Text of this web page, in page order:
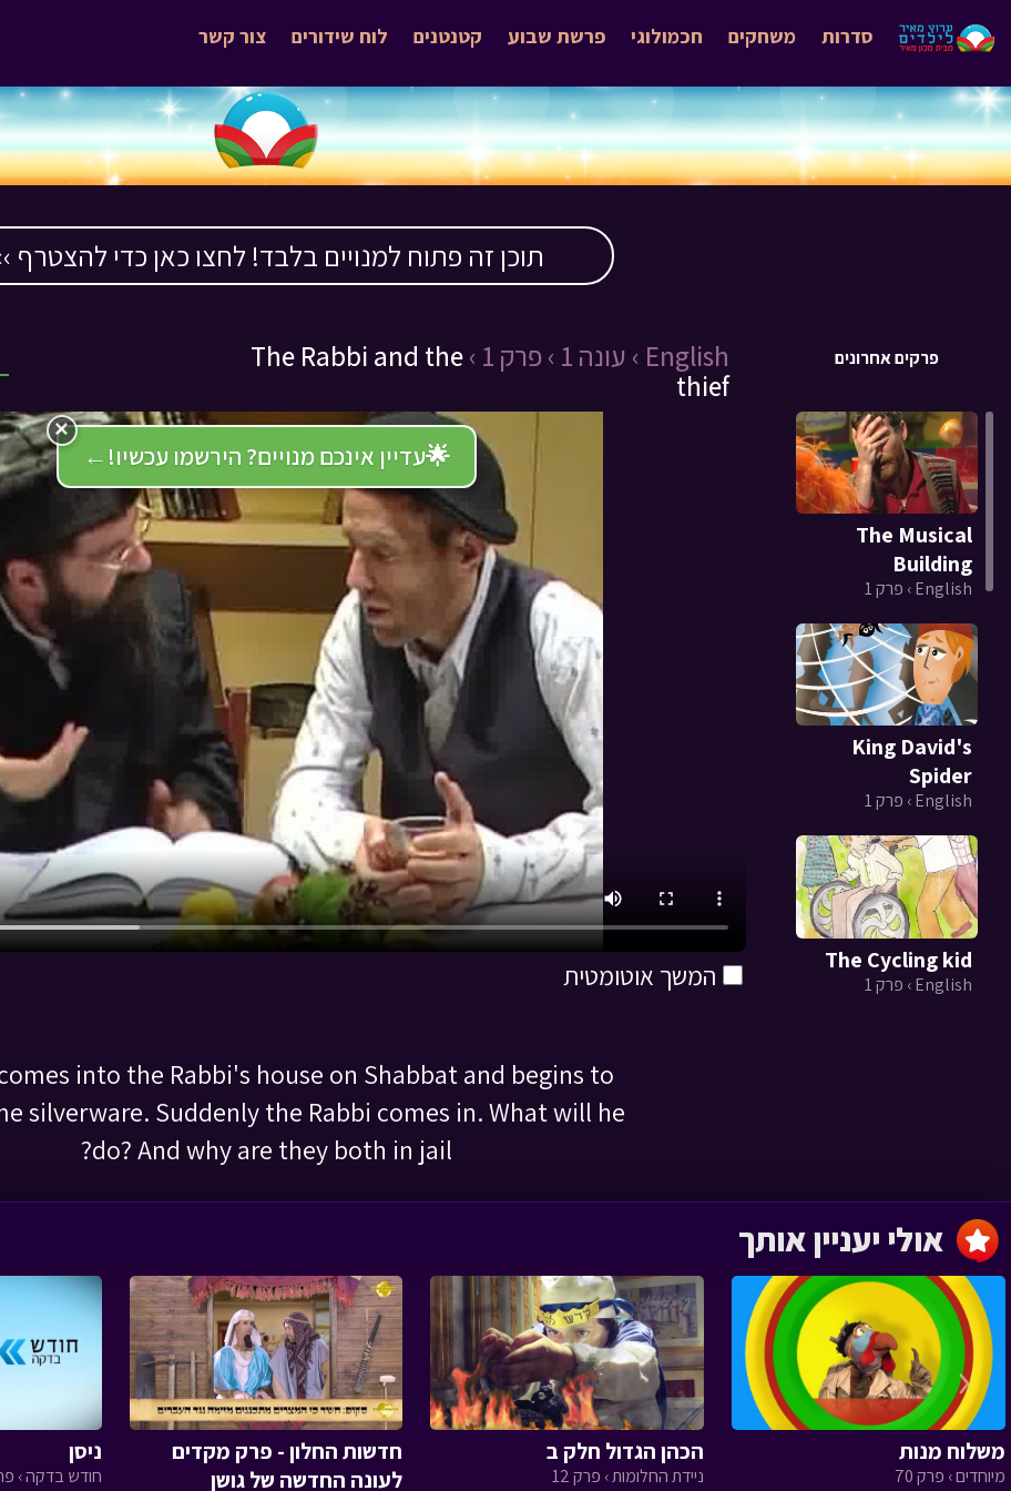
צור קשר לוח שידורים קטנטנים פרשת שבוע חכמולוגי משחקים סדרות
תוכן זה פתוח למנויים בלבד! לחצו כאן כדי להצטרף
English › עונה 1 › פרק 1 ›
The Rabbi and the
thief
פרקים אחרונים
🌟עדיין אינכם מנויים? הירשמו עכשיו! ←
×
המשך אוטומטית
The Musical
Building
English › פרק 1
King David's
Spider
English › פרק 1
The Cycling kid
English › פרק 1
The Rabbi and
the thief
English › פרק 1
into the Rabbi's house on Shabbat and begins to
silverware. Suddenly the Rabbi comes in. What will he
do? And why are they both in jail?
משלוח מנות
מיוחדים › פרק 70
הכהן הגדול חלק ב
ניידת החלומות › פרק 12
חדשות החלון - פרק מקדים
לעונה החדשה של גושן
ניסן
חודש בדקה ›
‹